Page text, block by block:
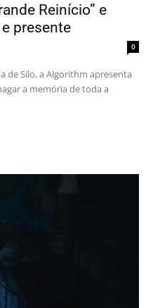
Reinício” e
presente
0
de Silo, a Algorithm apresenta
a memória de toda a